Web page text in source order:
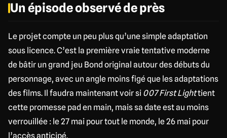
Un épisode observé de près
Le projet compte un peu plus qu’une simple adaptation
sous licence. C’est la première vraie tentative moderne
de bâtir un grand jeu Bond original autour des débuts du
personnage, avec un angle moins figé que les adaptations
des films. Il faudra maintenant voir si 007 First Lighttient
cette promesse pad en main, mais sa date est au moins
verrouillée : le 27 mai pour tout le monde, le 26 mai pour
l’accès anticipé.